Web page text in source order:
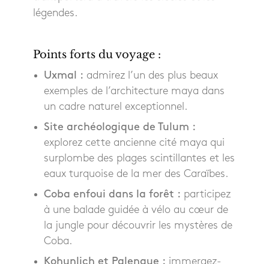
légendes.
Points forts du voyage :
Uxmal : admirez l’un des plus beaux
exemples de l’architecture maya dans
un cadre naturel exceptionnel.
Site archéologique de Tulum :
explorez cette ancienne cité maya qui
surplombe des plages scintillantes et les
eaux turquoise de la mer des Caraïbes.
Coba enfoui dans la forêt : participez
à une balade guidée à vélo au cœur de
la jungle pour découvrir les mystères de
Coba.
Kohunlich et Palenque : immergez-